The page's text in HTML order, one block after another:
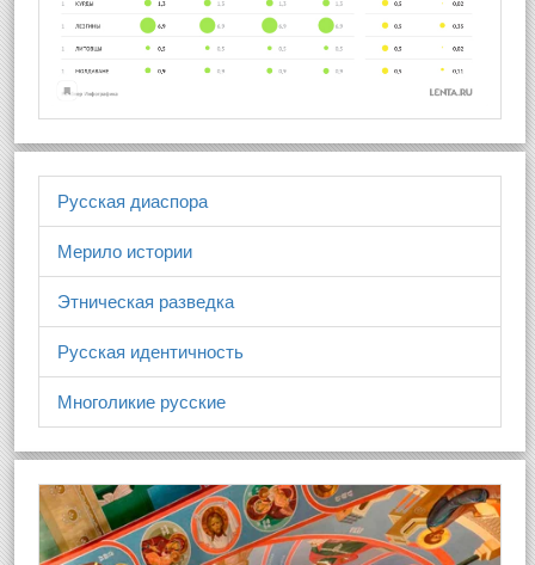
Русская диаспора
Мерило истории
Этническая разведка
Русская идентичность
Многоликие русские